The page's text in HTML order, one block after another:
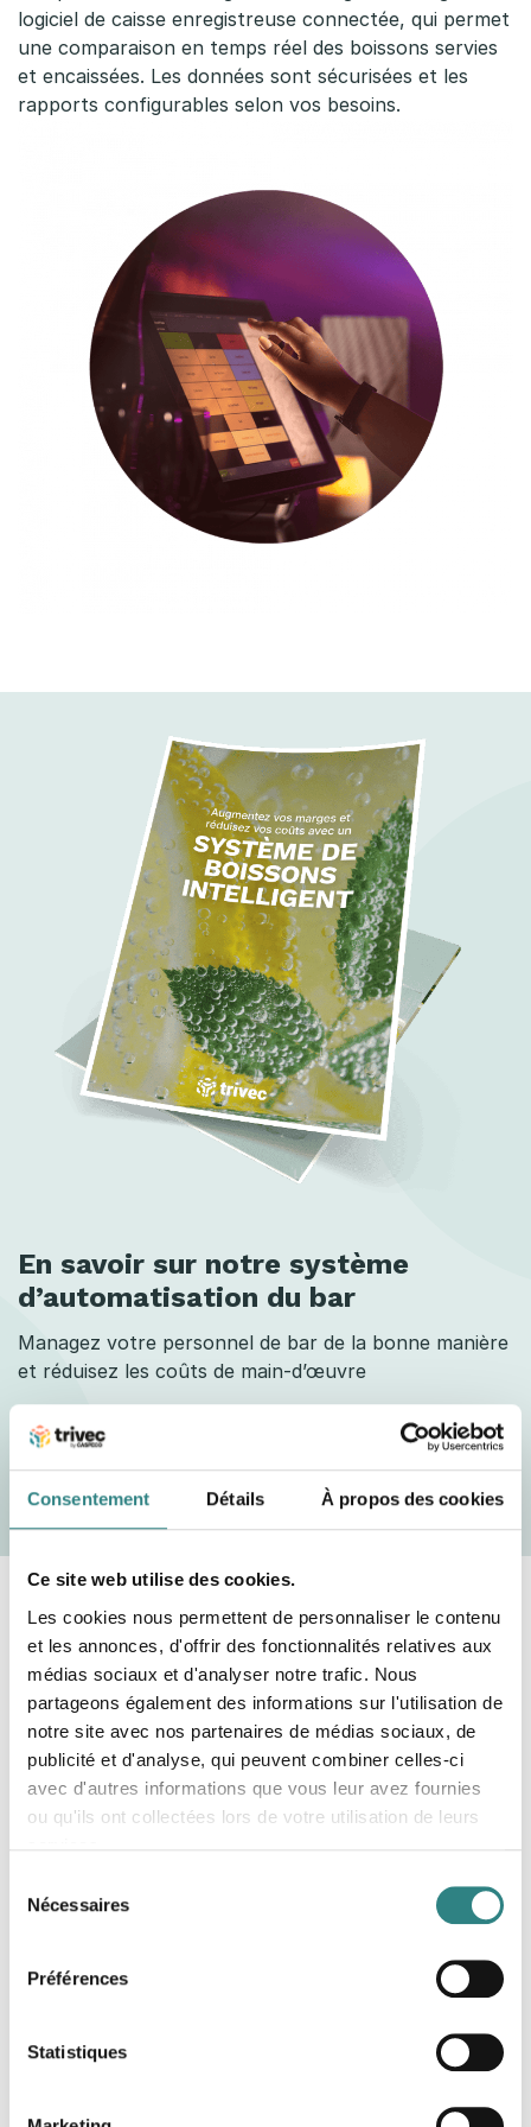
Consentement Détails À propos des cookies
Ce site web utilise des cookies.
Les cookies nous permettent de personnaliser le contenu
et les annonces, d'offrir des fonctionnalités relatives aux
médias sociaux et d'analyser notre trafic. Nous
partageons également des informations sur l'utilisation de
notre site avec nos partenaires de médias sociaux, de
publicité et d'analyse, qui peuvent combiner celles-ci
avec d'autres informations que vous leur avez fournies
ou qu'ils ont collectées lors de votre utilisation de leurs
Nécessaires
Préférences
Statistiques
logiciel de caisse enregistreuse connectée, qui permet
une comparaison en temps réel des boissons servies
et encaissées. Les données sont sécurisées et les
rapports configurables selon vos besoins.
En savoir sur notre système
d’automatisation du bar
Managez votre personnel de bar de la bonne manière
et réduisez les coûts de main-d’œuvre
En savoir plus et télécharger le PDF
Intuitif et facile d’utilisation